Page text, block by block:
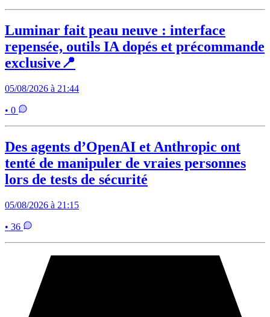
Luminar fait peau neuve : interface
repensée, outils IA dopés et précommande
exclusive📍
05/08/2026 à 21:44
• 0
Des agents d’OpenAI et Anthropic ont
tenté de manipuler de vraies personnes
lors de tests de sécurité
05/08/2026 à 21:15
• 36